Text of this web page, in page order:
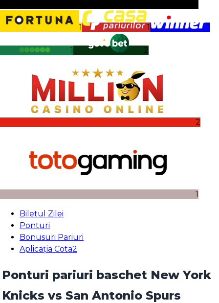
1 1 1
1 2
2
1
Biletul Zilei
Ponturi
Bonusuri Pariuri
Aplicația Cota2
Ponturi pariuri baschet New York
Knicks vs San Antonio Spurs